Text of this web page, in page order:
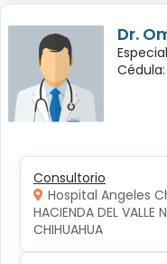
Dr.
Cédula:
Consultorio
Hospital Angeles
HACIENDA DEL VALLE
CHIHUAHUA